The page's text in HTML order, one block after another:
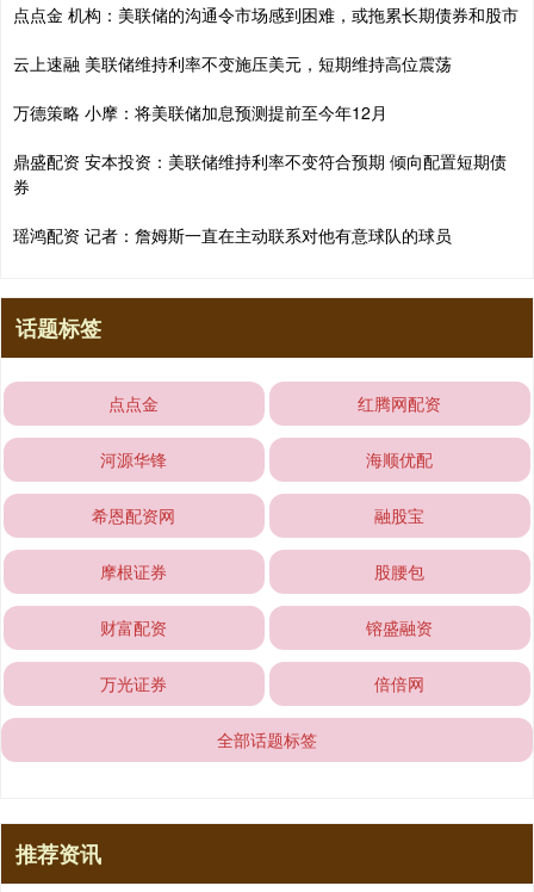
点点金 机构：美联储的沟通令市场感到困难，或拖累长期债券和股市
云上速融 美联储维持利率不变施压美元，短期维持高位震荡
万德策略 小摩：将美联储加息预测提前至今年12月
鼎盛配资 安本投资：美联储维持利率不变符合预期 倾向配置短期债
券
瑶鸿配资 记者：詹姆斯一直在主动联系对他有意球队的球员
话题标签
点点金 红腾网配资
河源华锋 海顺优配
希恩配资网 融股宝
摩根证券 股腰包
财富配资 镕盛融资
万光证券 倍倍网
全部话题标签
推荐资讯